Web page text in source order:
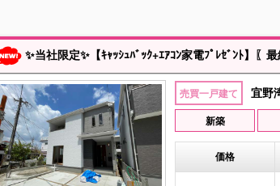
✨当社限定✨【ｷｬｯｼｭﾊﾞｯｸ+ｴｱｺﾝ家電ﾌﾟﾚｾﾞﾝﾄ】〖最終1棟〗 ◆当物件グループ会社出身である営業担当が最もお得な購入方法、建物に関する相談、住宅ローン等の不安事について親身に対応いたします
売買一戸建て 宜野
新築
価格